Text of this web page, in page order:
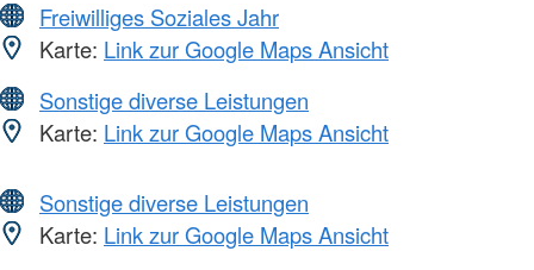
Freiwilliges Soziales Jahr
Karte: Link zur Google Maps Ansicht
Sonstige diverse Leistungen
Karte: Link zur Google Maps Ansicht
Sonstige diverse Leistungen
Karte: Link zur Google Maps Ansicht